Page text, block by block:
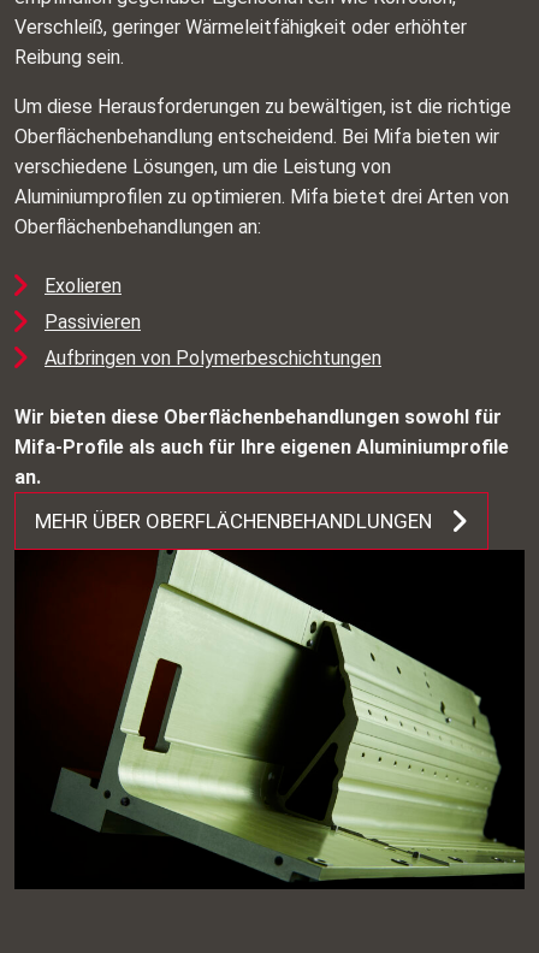
Verschleiß, geringer Wärmeleitfähigkeit oder erhöhter
Reibung sein.
Um diese Herausforderungen zu bewältigen, ist die richtige
Oberflächenbehandlung entscheidend. Bei Mifa bieten wir
verschiedene Lösungen, um die Leistung von
Aluminiumprofilen zu optimieren. Mifa bietet drei Arten von
Oberflächenbehandlungen an:
Exolieren
Passivieren
Aufbringen von Polymerbeschichtungen
Wir bieten diese Oberflächenbehandlungen sowohl für
Mifa‑Profile als auch für Ihre eigenen Aluminiumprofile
an.
MEHR ÜBER OBERFLÄCHENBEHANDLUNGEN